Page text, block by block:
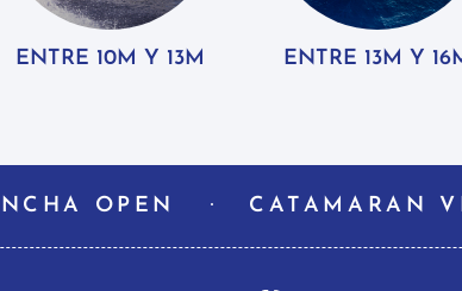
ENTRE 10M Y 13M ENTRE 13M Y
OPEN CATAMARAN